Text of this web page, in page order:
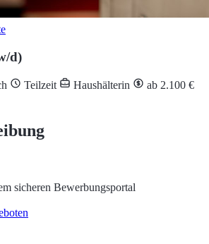
d)
Teilzeit Haushälterin
ab 2.100 €
sicheren Bewerbungsportal